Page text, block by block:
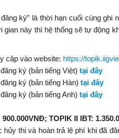
ký” là thời hạn cuối cùng
gian này thì hệ thống sẽ tự động
cập vào website: https://
ký (bản tiếng Việt) tại đây
ký (bản tiếng Hàn) tại đây
ký (bản tiếng Anh) tại đây
TOPIK II IBT:
thi và hoàn trả lệ phí khi đã